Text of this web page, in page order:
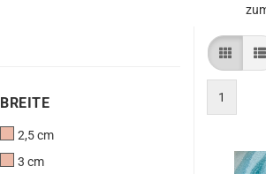
BREITE
BREITE
2,5 cm
3 cm
1